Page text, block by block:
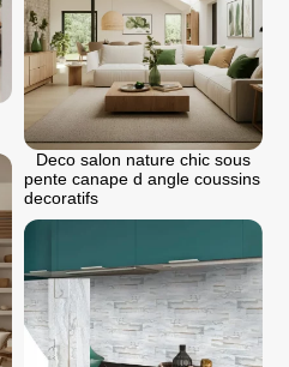
Deco salon nature chic sous
pente canape d angle coussins
decoratifs